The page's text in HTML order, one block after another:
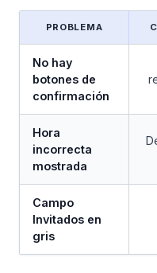
PROBLEMA
No hay
botones de
confirmación
Hora
incorrecta
mostrada
Campo
Invitados en
gris